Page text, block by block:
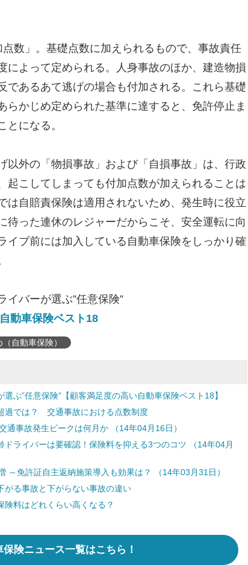
数」。基礎点数に加えられるもので、事故責任
によって定められる。人身事故のほか、建造物損
であるあて逃げの場合も付加される。これら基礎
らかじめ定められた基準に達すると、免許停止ま
とになる。
外の「物損事故」および「自損事故」は、行政
起こしてしまっても付加点数が加えられることは
は自賠責保険は適用されないため、発生時に役立
待った連休のレジャーだからこそ、安全運転に向
イブ前には加入している自動車保険をしっかり確
イバーが選ぶ”任意保険”
動車保険ベスト18
自動車保険）
ぶ”任意保険”【顧客満足度の高い自動車保険ベスト18】
過では？ 交通事故における点数制度
通事故発生ピークは何月か （14年04月16日）
ドライバーは要確認！保険料を抑える3つのコツ （14年04月
～免許証自主返納施策導入も効果は？ （14年03月31日）
がる事故と下がらない事故の違い
険料はどれくらい高くなる？
保険ニュース一覧はこちら！